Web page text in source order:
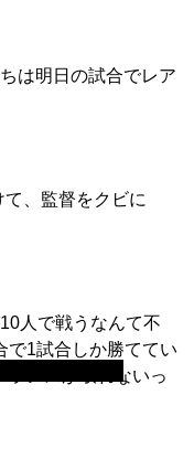
は明日の試合でレア
、監督をクビに
人で戦うなんて不
で1試合しか勝ててい
ランスが取れないっ